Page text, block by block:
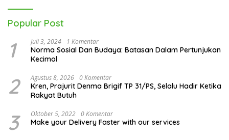
Popular Post
1 Juli 3, 2024 1 Komentar
Norma Sosial Dan Budaya: Batasan Dalam Pertunjukan
Kecimol
2 Agustus 8, 2026 0 Komentar
Kren, Prajurit Denma Brigif TP 31/PS, Selalu Hadir Ketika
Rakyat Butuh
3 Oktober 5, 2022 0 Komentar
Make your Delivery Faster with our services